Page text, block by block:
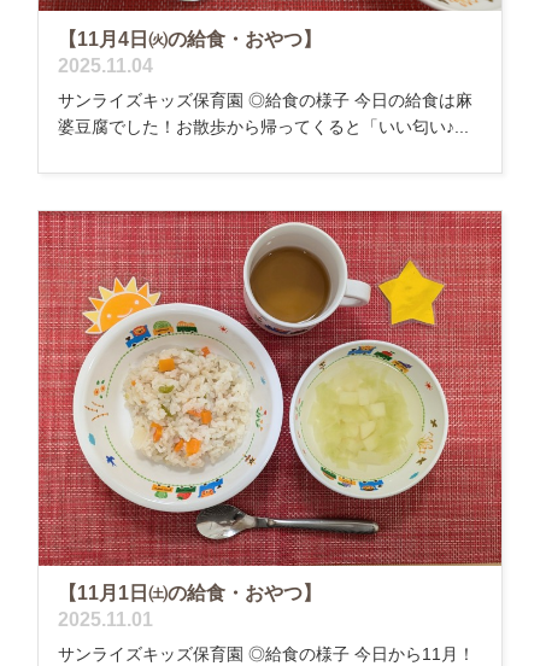
【11月4日㈫の給食・おやつ】
2025.11.04
サンライズキッズ保育園 ◎給食の様子 今日の給食は麻
婆豆腐でした！お散歩から帰ってくると「いい匂い♪...
【11月1日㈯の給食・おやつ】
2025.11.01
サンライズキッズ保育園 ◎給食の様子 今日から11月！